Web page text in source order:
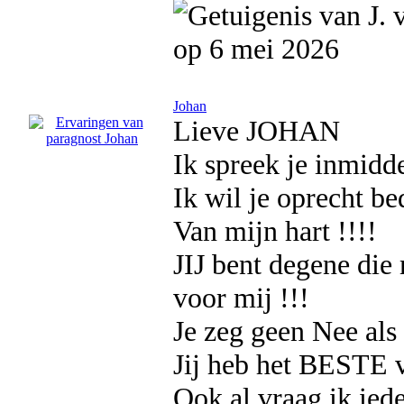
op 6 mei 2026
Johan
Lieve JOHAN
Ik spreek je
Ik wil je oprecht
Van mijn hart !!!!
JIJ bent degene
voor mij !!!
Je zeg geen Nee
Jij heb het